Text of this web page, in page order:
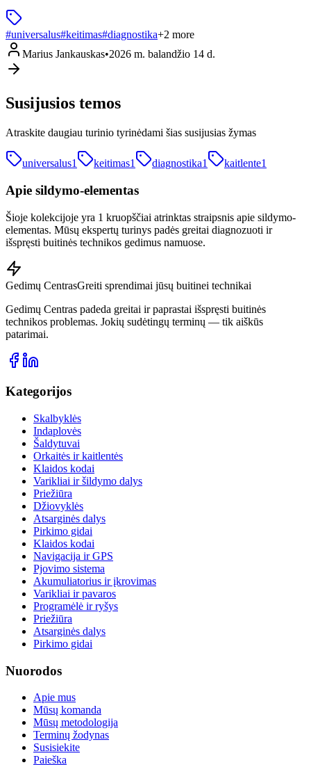
#universalus#keitimas#diagnostika+2 more
Marius Jankauskas•2026 m. balandžio 14 d.
Susijusios temos
Atraskite daugiau turinio tyrinėdami šias susijusias žymas
universalus1 keitimas1 diagnostika1 kaitlente1
Apie sildymo-elementas
Šioje kolekcijoje yra 1 kruopščiai atrinktas straipsnis apie sildymo-
elementas. Mūsų ekspertų turinys padės greitai diagnozuoti ir
išspręsti buitinės technikos gedimus namuose.
Gedimų CentrasGreiti sprendimai jūsų buitinei technikai
Gedimų Centras padeda greitai ir paprastai išspręsti buitinės
technikos problemas. Jokių sudėtingų terminų — tik aiškūs
patarimai.
Kategorijos
Skalbyklės
Indaplovės
Šaldytuvai
Orkaitės ir kaitlentės
Klaidos kodai
Varikliai ir šildymo dalys
Priežiūra
Džiovyklės
Atsarginės dalys
Pirkimo gidai
Klaidos kodai
Navigacija ir GPS
Pjovimo sistema
Akumuliatorius ir įkrovimas
Varikliai ir pavaros
Programėlė ir ryšys
Priežiūra
Atsarginės dalys
Pirkimo gidai
Nuorodos
Apie mus
Mūsų komanda
Mūsų metodologija
Terminų žodynas
Susisiekite
Paieška